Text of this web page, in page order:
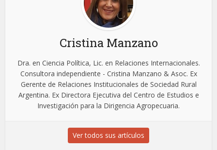
Cristina Manzano
Dra. en Ciencia Política, Lic. en Relaciones Internacionales.
Consultora independiente - Cristina Manzano & Asoc. Ex
Gerente de Relaciones Institucionales de Sociedad Rural
Argentina. Ex Directora Ejecutiva del Centro de Estudios e
Investigación para la Dirigencia Agropecuaria.
Ver todos sus artículos